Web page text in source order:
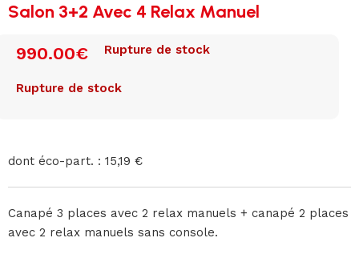
Salon 3+2 Avec 4 Relax Manuel
990.00€ Rupture de stock
Rupture de stock
dont éco-part. : 15,19 €
Canapé 3 places avec 2 relax manuels + canapé 2 places
avec 2 relax manuels sans console.